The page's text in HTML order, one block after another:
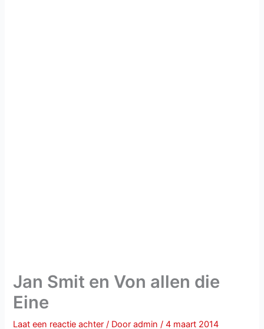
Jan Smit en Von allen die
Eine
Laat een reactie achter / Dooradmin/4 maart 2014